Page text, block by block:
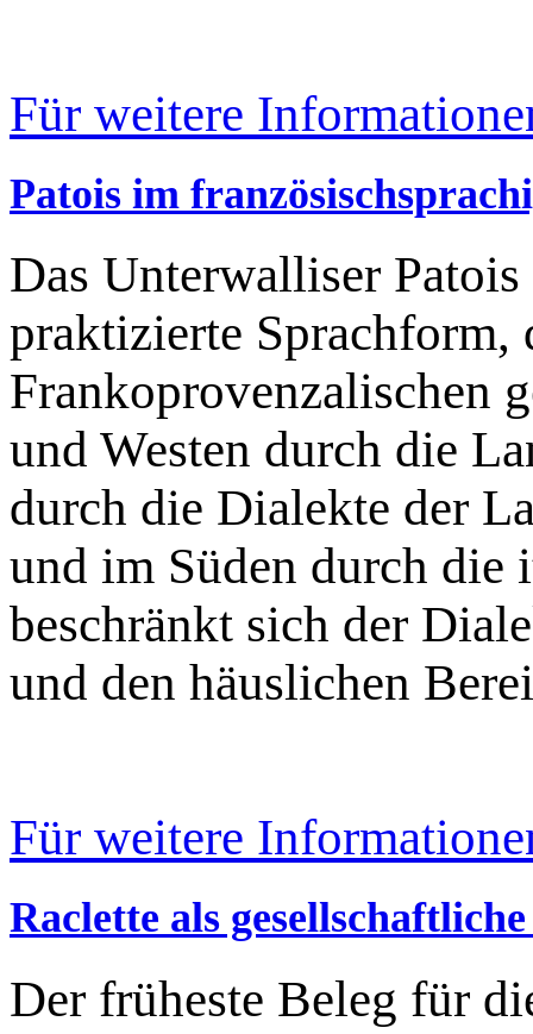
Für weitere
Patois im
Das Unterwalliser
praktizierte Sprachform,
Frankoprovenzalischen
und Westen durch die
durch die Dialekte der
und im Süden durch die
beschränkt sich der
und den häuslichen
Für weitere
Raclette als
Der früheste Beleg für